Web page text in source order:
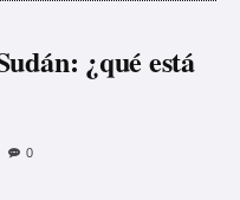
¿qué está
0